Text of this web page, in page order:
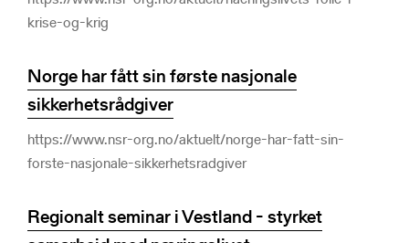
krise-og-krig
Norge har fått sin første nasjonale
sikkerhetsrådgiver
https://www.nsr-org.no/aktuelt/norge-har-fatt-sin-
forste-nasjonale-sikkerhetsradgiver
Regionalt seminar i Vestland - styrket